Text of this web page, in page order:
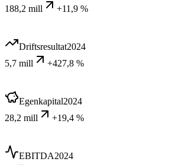
188,2 mill
+11,9 %
Driftsresultat2024
5,7 mill
+427,8 %
Egenkapital2024
28,2 mill
+19,4 %
EBITDA2024